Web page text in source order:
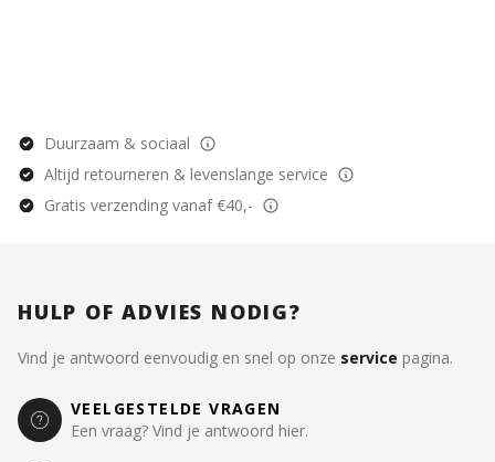
Duurzaam & sociaal
Altijd retourneren & levenslange service
Gratis verzending vanaf €40,-
HULP OF ADVIES NODIG?
Vind je antwoord eenvoudig en snel op onze service pagina.
VEELGESTELDE VRAGEN
Een vraag? Vind je antwoord hier.